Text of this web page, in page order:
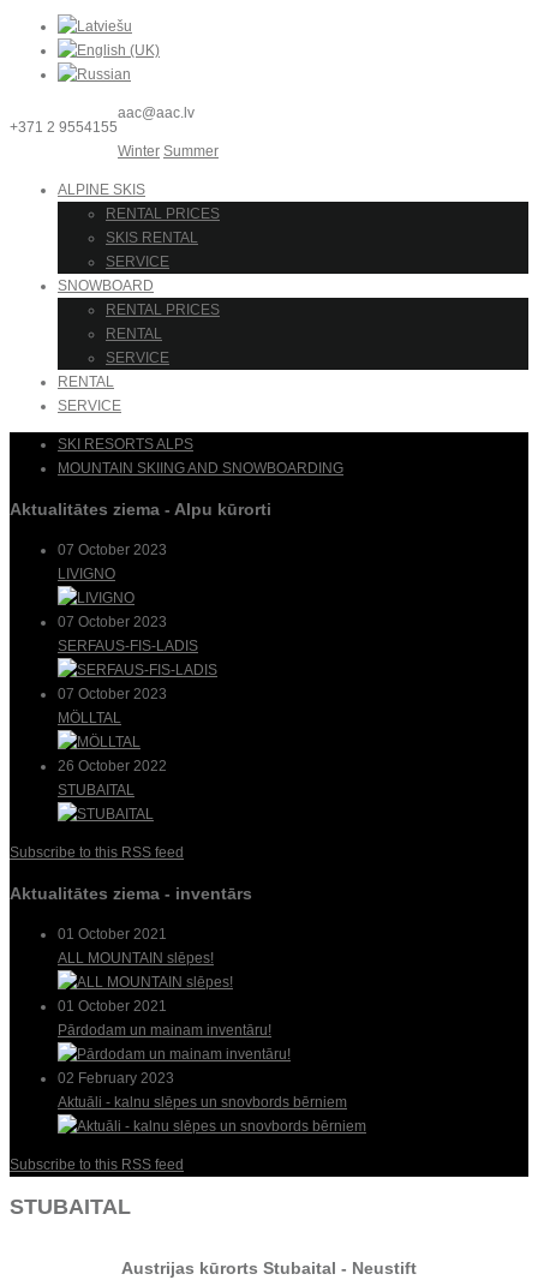
+371 2 9554155
aac@aac.lv
Winter Summer
ALPINE SKIS
RENTAL PRICES
SKIS RENTAL
SERVICE
SNOWBOARD
RENTAL PRICES
RENTAL
SERVICE
RENTAL
SERVICE
SKI RESORTS ALPS
MOUNTAIN SKIING AND SNOWBOARDING
Aktualitātes ziema - Alpu kūrorti
07 October 2023
LIVIGNO
07 October 2023
SERFAUS-FIS-LADIS
07 October 2023
MÖLLTAL
26 October 2022
STUBAITAL
Subscribe to this RSS feed
Aktualitātes ziema - inventārs
01 October 2021
ALL MOUNTAIN slēpes!
01 October 2021
Pārdodam un mainam inventāru!
02 February 2023
Aktuāli - kalnu slēpes un snovbords bērniem
Subscribe to this RSS feed
STUBAITAL
Austrijas kūrorts Stubaital - Neustift